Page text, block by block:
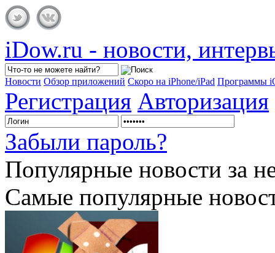
iDow.ru - новости,
Новости Обзор приложений Скоро на iPhone/iPad Программы
Регистрация Авторизация
Забыли пароль?
Популярные новости за
Самые популярные